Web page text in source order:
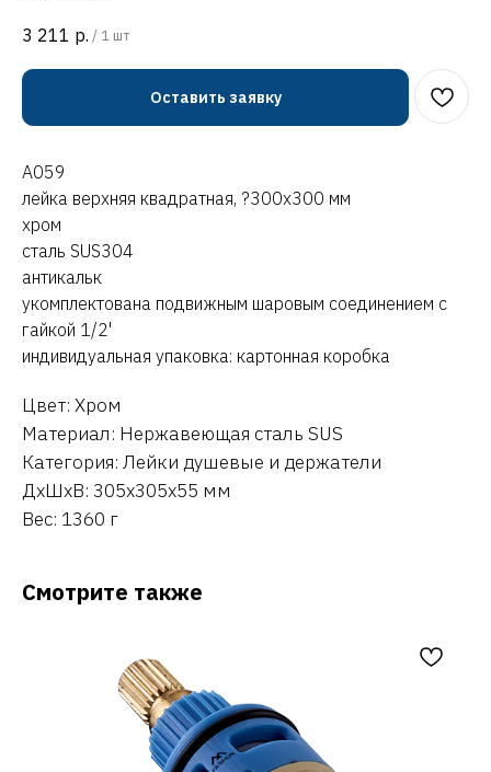
3 211 р. / 1 шт
Оставить заявку
A059
лейка верхняя квадратная, ?300х300 мм
хром
сталь SUS304
антикальк
укомплектована подвижным шаровым соединением с
гайкой 1/2'
индивидуальная упаковка: картонная коробка
Цвет: Хром
Материал: Нержавеющая сталь SUS
Категория: Лейки душевые и держатели
ДxШxВ: 305x305x55 мм
Вес: 1360 г
Смотрите также